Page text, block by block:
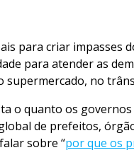
para criar impasses
para atender as
no
o quanto os
de prefeitos,
sobre “por que os